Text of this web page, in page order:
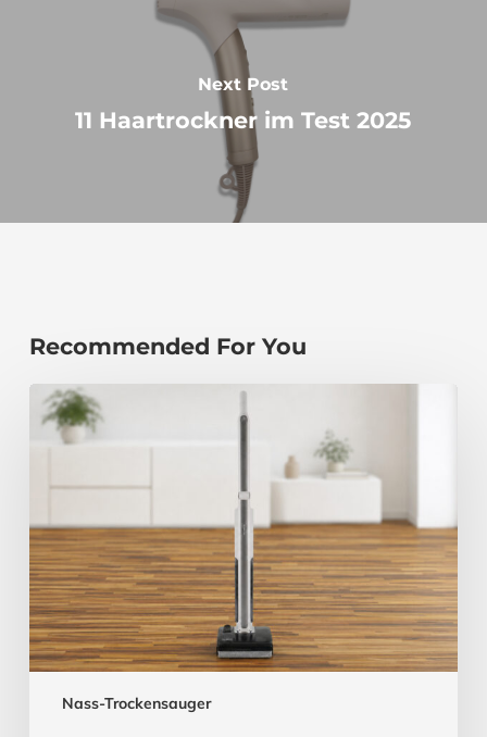
Next Post
11 Haartrockner im Test 2025
Recommended For You
Nass-Trockensauger